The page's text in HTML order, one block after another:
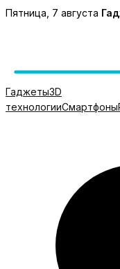
Перейти
Пятница, 7 августа
Гаджеты3D
технологииСмартфоны